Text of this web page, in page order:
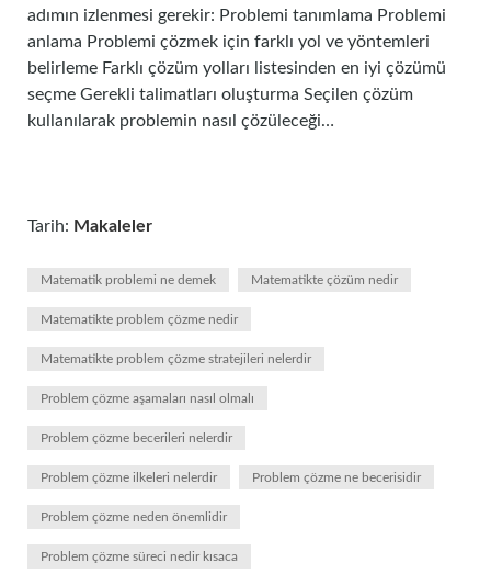
adımın izlenmesi gerekir: Problemi tanımlama Problemi
anlama Problemi çözmek için farklı yol ve yöntemleri
belirleme Farklı çözüm yolları listesinden en iyi çözümü
seçme Gerekli talimatları oluşturma Seçilen çözüm
kullanılarak problemin nasıl çözüleceği…
Tarih: Makaleler
Matematik problemi ne demek Matematikte çözüm nedir
Matematikte problem çözme nedir
Matematikte problem çözme stratejileri nelerdir
Problem çözme aşamaları nasıl olmalı
Problem çözme becerileri nelerdir
Problem çözme ilkeleri nelerdir Problem çözme ne becerisidir
Problem çözme neden önemlidir
Problem çözme süreci nedir kısaca